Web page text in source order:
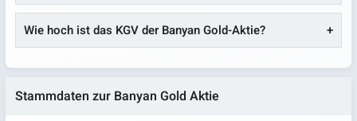
Wie hoch ist das KGV der Banyan Gold-Aktie?
Stammdaten zur Banyan Gold Aktie